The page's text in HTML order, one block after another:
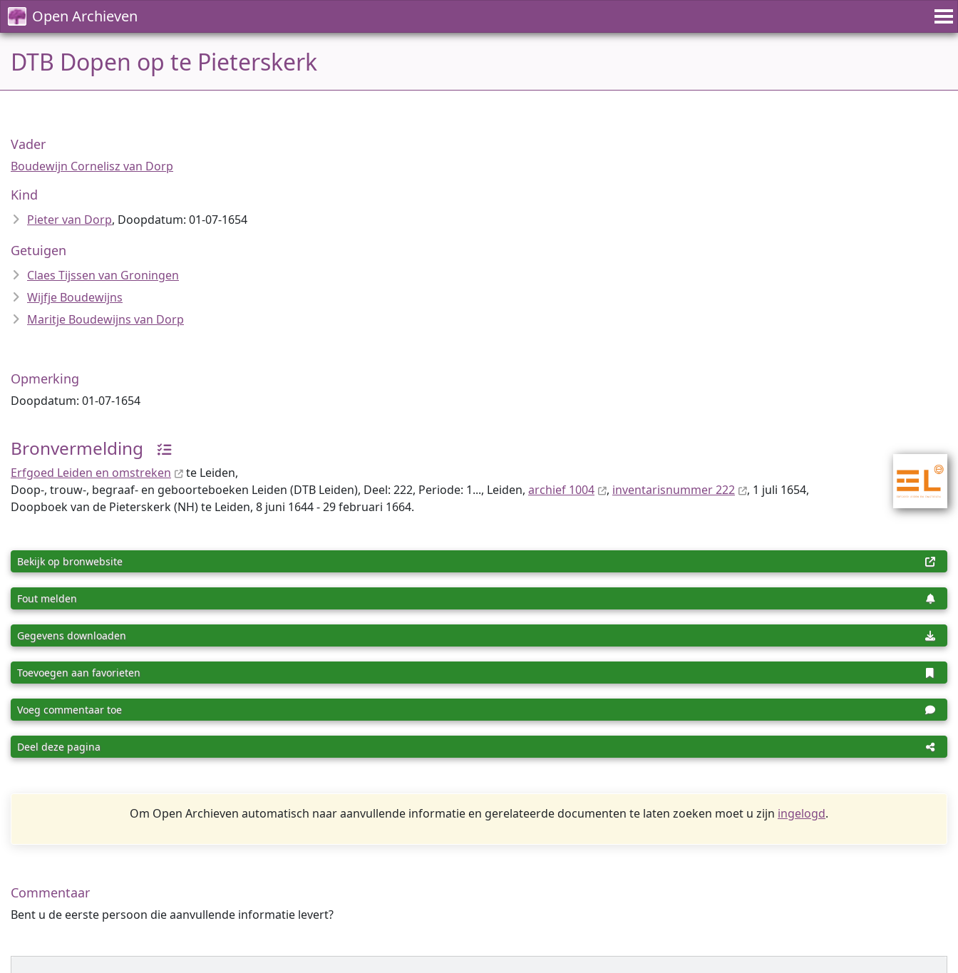
Open Archieven
DTB Dopen op te Pieterskerk
Vader
Boudewijn Cornelisz van Dorp
Kind
Pieter van Dorp, Doopdatum: 01-07-1654
Getuigen
Claes Tijssen van Groningen
Wijfje Boudewijns
Maritje Boudewijns van Dorp
Opmerking
Doopdatum: 01-07-1654
Bronvermelding
Erfgoed Leiden en omstreken
te Leiden,
Doop-, trouw-, begraaf- en geboorteboeken Leiden (DTB Leiden), Deel: 222, Periode: 1..., Leiden, archief 1004 , inventaris­num­mer 222
, 1 juli 1654,
Doopboek van de Pieterskerk (NH) te Leiden, 8 juni 1644 - 29 februari 1664.
Bekijk op bronwebsite
Fout melden
Gegevens downloaden
Toevoegen aan favorieten
Voeg commentaar toe
Deel deze pagina
Om Open Archieven automatisch naar aanvullende informatie en gerelateerde documenten te laten zoeken moet u zijn ingelogd.
Commentaar
Bent u de eerste persoon die aanvullende informatie levert?